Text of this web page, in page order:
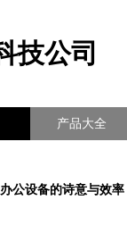
技公司
产品大全
办公设备的诗意与效